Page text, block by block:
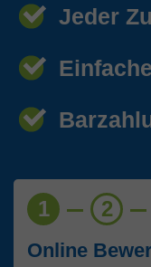
Jeder
1 2
Online